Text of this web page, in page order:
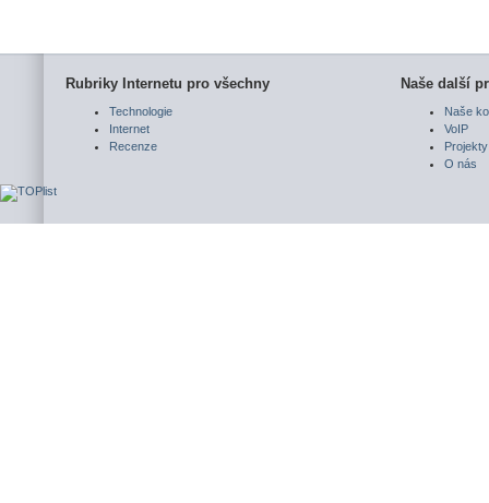
Rubriky Internetu pro všechny
Technologie
Internet
Recenze
Naše další
Naše
VoIP
Projekty
O nás